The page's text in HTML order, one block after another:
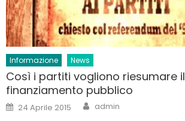
Informazione News
Così i partiti vogliono riesumare il
finanziamento pubblico
Posted
on
24 Aprile 2015 Author
admin